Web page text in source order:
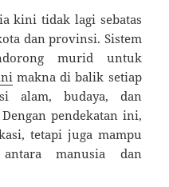
kini tidak lagi sebatas
dan provinsi. Sistem
murid untuk
makna di balik setiap
alam, budaya, dan
pendekatan ini,
tetapi juga mampu
antara manusia dan